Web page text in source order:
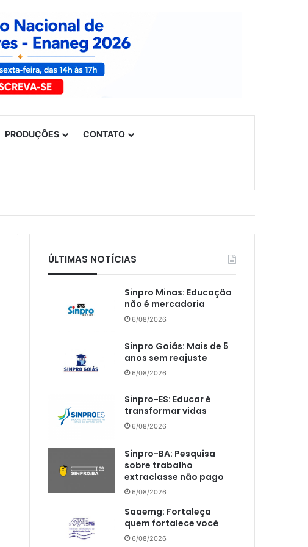
PRODUÇÕES CONTATO
ÚLTIMAS NOTÍCIAS
Sinpro Minas: Educação
não é mercadoria
6/08/2026
Sinpro Goiás: Mais de 5
anos sem reajuste
6/08/2026
Sinpro-ES: Educar é
transformar vidas
6/08/2026
Sinpro-BA: Pesquisa
sobre trabalho
extraclasse não pago
6/08/2026
Saaemg: Fortaleça
quem fortalece você
6/08/2026